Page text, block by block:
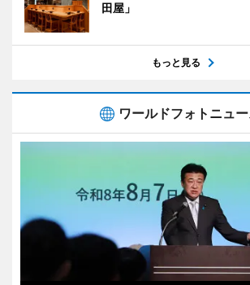
田屋」
もっと見る
ワールドフォトニュ